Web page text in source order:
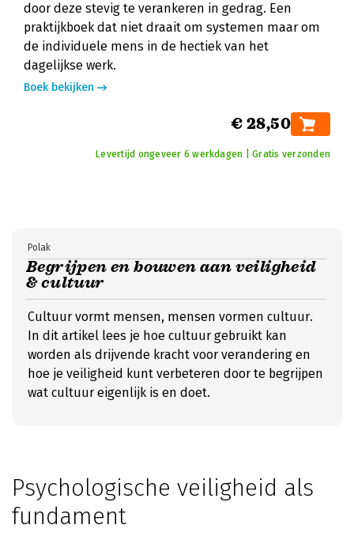
door deze stevig te verankeren in gedrag. Een
praktijkboek dat niet draait om systemen maar om
de individuele mens in de hectiek van het
dagelijkse werk.
Boek bekijken
€ 28,50
Levertijd ongeveer 6 werkdagen | Gratis verzonden
Begrijpen en bouwen aan veiligheid
& cultuur
Polak
Cultuur vormt mensen, mensen vormen cultuur.
In dit artikel lees je hoe cultuur gebruikt kan
worden als drijvende kracht voor verandering en
hoe je veiligheid kunt verbeteren door te begrijpen
wat cultuur eigenlijk is en doet.
Psychologische veiligheid als
fundament